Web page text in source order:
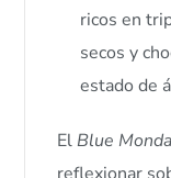
ricos en
secos y
estado de
ElBlue